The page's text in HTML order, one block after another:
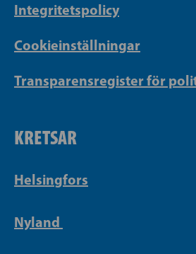
Integritetspolicy
Cookieinställningar
Transparensregister för
KRETSAR
Helsingfors
Nyland